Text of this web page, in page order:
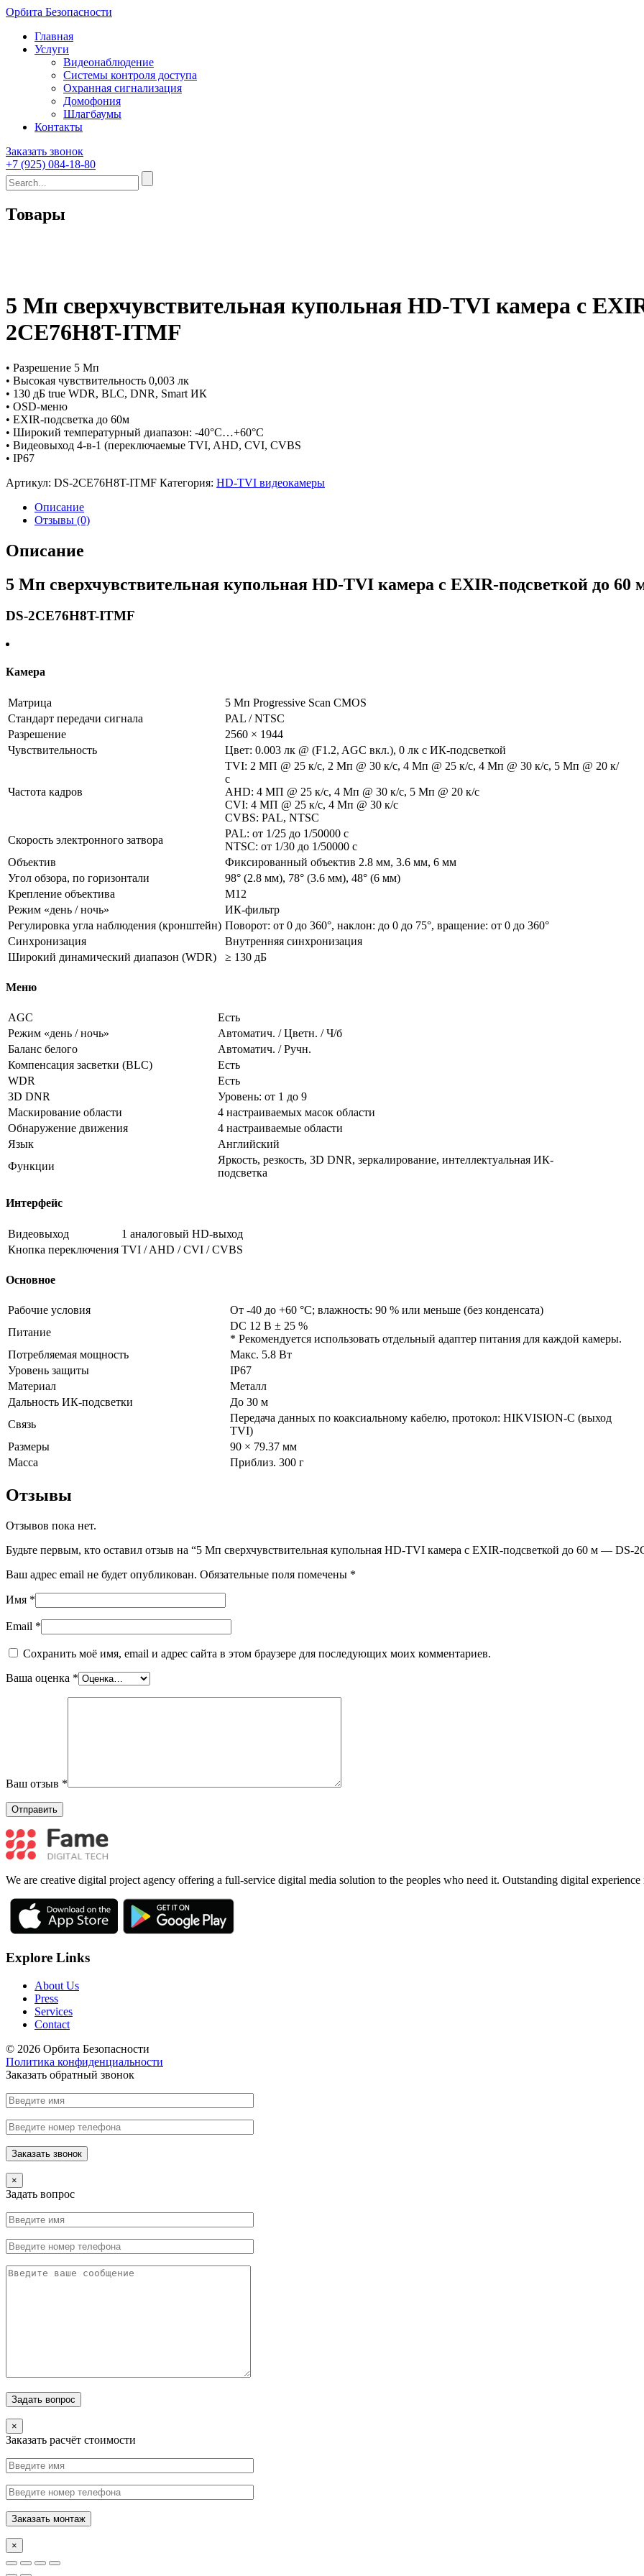
Орбита Безопасности
Главная
Услуги
Видеонаблюдение
Системы контроля доступа
Охранная сигнализация
Домофония
Шлагбаумы
Контакты
Заказать звонок
+7 (925) 084-18-80
Товары
5 Мп сверхчувствительная купольная HD-TVI камера с
2CE76H8T-ITMF
• Разрешение 5 Мп
• Высокая чувствительность 0,003 лк
• 130 дБ true WDR, BLC, DNR, Smart ИК
• OSD-меню
• EXIR-подсветка до 60м
• Широкий температурный диапазон: -40°C…+60°C
• Видеовыход 4-в-1 (переключаемые TVI, AHD, CVI, CVBS
• IP67
Артикул: DS-2CE76H8T-ITMF Категория: HD-TVI видеокамеры
Описание
Отзывы (0)
Описание
5 Мп сверхчувствительная купольная HD-TVI камера с EXIR-подсветкой до 60
DS-2CE76H8T-ITMF
Камера
Матрица
5 Мп Progressive Scan CMOS
Стандарт передачи сигнала
PAL / NTSC
Разрешение
2560 × 1944
Чувствительность
Цвет: 0.003 лк @ (F1.2, AGC вкл.), 0 лк с ИК-подсветкой
Частота кадров
TVI: 2 МП @ 25 к/с, 2 Мп @ 30 к/с, 4 Мп @ 25 к/с, 4 Мп @ 30 к/с, 5 Мп @ 20 к/
с
AHD: 4 МП @ 25 к/с, 4 Мп @ 30 к/с, 5 Мп @ 20 к/с
CVI: 4 МП @ 25 к/с, 4 Мп @ 30 к/с
CVBS: PAL, NTSC
Скорость электронного затвора
PAL: от 1/25 до 1/50000 с
NTSC: от 1/30 до 1/50000 с
Объектив
Фиксированный объектив 2.8 мм, 3.6 мм, 6 мм
Угол обзора, по горизонтали
98° (2.8 мм), 78° (3.6 мм), 48° (6 мм)
Крепление объектива
М12
Режим «день / ночь»
ИК-фильтр
Регулировка угла наблюдения (кронштейн) Поворот: от 0 до 360°, наклон: до 0 до 75°, вращение: от 0 до 360°
Синхронизация
Внутренняя синхронизация
Широкий динамический диапазон (WDR)
≥ 130 дБ
Меню
AGC
Есть
Режим «день / ночь»
Автоматич. / Цветн. / Ч/б
Баланс белого
Автоматич. / Ручн.
Компенсация засветки (BLC)
Есть
WDR
Есть
3D DNR
Уровень: от 1 до 9
Маскирование области
4 настраиваемых масок области
Обнаружение движения
4 настраиваемые области
Язык
Английский
Функции
Яркость, резкость, 3D DNR, зеркалирование, интеллектуальная ИК-
подсветка
Интерфейс
Видеовыход
1 аналоговый HD-выход
Кнопка переключения TVI / AHD / CVI / CVBS
Основное
Рабочие условия
От -40 до +60 °C; влажность: 90 % или меньше (без конденсата)
Питание
DС 12 В ± 25 %
* Рекомендуется использовать отдельный адаптер питания для каждой камеры.
Потребляемая мощность
Макс. 5.8 Вт
Уровень защиты
IP67
Материал
Металл
Дальность ИК-подсветки
До 30 м
Связь
Передача данных по коаксиальному кабелю, протокол: HIKVISION-C (выход
TVI)
Размеры
90 × 79.37 мм
Масса
Приблиз. 300 г
Отзывы
Отзывов пока нет.
Будьте первым, кто оставил отзыв на “5 Мп сверхчувствительная купольная HD-TVI камера с EXIR-подсветкой до 60 м — DS-
Ваш адрес email не будет опубликован. Обязательные поля помечены *
Имя *
Email *
Сохранить моё имя, email и адрес сайта в этом браузере для последующих моих комментариев.
Ваша оценка *
Ваш отзыв *
We are creative digital project agency offering a full-service digital media solution to the peoples who need it. Outstanding digital
Explore Links
About Us
Press
Services
Contact
© 2026 Орбита Безопасности
Политика конфиденциальности
Заказать обратный звонок
×
Задать вопрос
×
Заказать расчёт стоимости
×